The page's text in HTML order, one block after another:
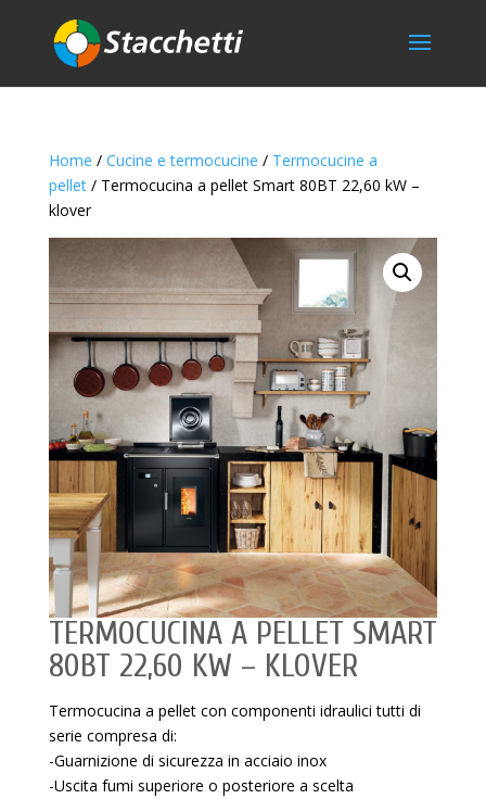
Home / Cucine e termocucine / Termocucine a
pellet/ Termocucina a pellet Smart 80BT 22,60 kW –
klover
TERMOCUCINA A PELLET SMART
80BT 22,60 KW – KLOVER
Termocucina a pellet con componenti idraulici tutti di
serie compresa di:
-Guarnizione di sicurezza in acciaio inox
-Uscita fumi superiore o posteriore a scelta